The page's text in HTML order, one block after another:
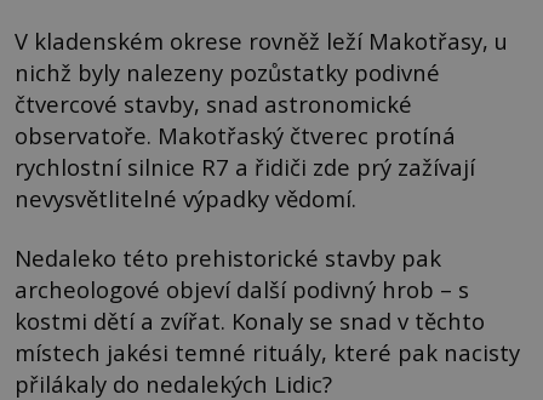
V kladenském okrese rovněž leží Makotřasy, u
nichž byly nalezeny pozůstatky podivné
čtvercové stavby, snad astronomické
observatoře. Makotřaský čtverec protíná
rychlostní silnice R7 a řidiči zde prý zažívají
nevysvětlitelné výpadky vědomí.
Nedaleko této prehistorické stavby pak
archeologové objeví další podivný hrob – s
kostmi dětí a zvířat. Konaly se snad v těchto
místech jakési temné rituály, které pak nacisty
přilákaly do nedalekých Lidic?